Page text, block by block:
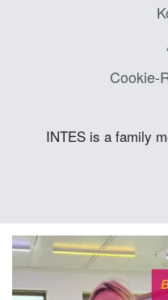
Cookie-
INTES is a family